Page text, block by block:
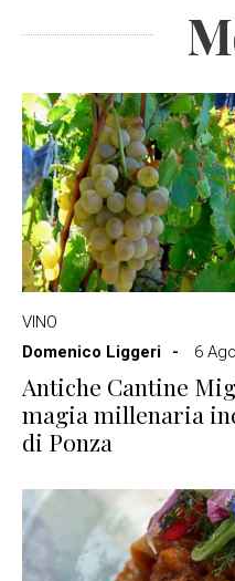
VINO
Domenico Liggeri
6
Antiche Cantine
magia millenaria
di Ponza